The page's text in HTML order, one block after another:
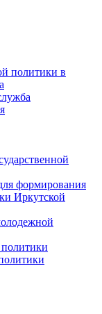
политики в
формирования
Иркутской